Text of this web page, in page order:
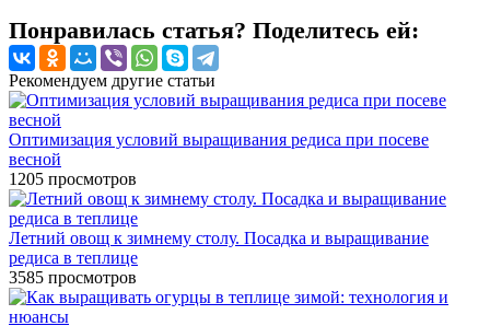
Понравилась статья? Поделитесь ей:
Рекомендуем другие статьи
Оптимизация условий выращивания редиса при посеве
весной
1205 просмотров
Летний овощ к зимнему столу. Посадка и выращивание
редиса в теплице
3585 просмотров